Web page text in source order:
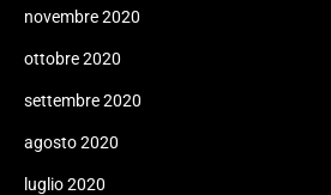
novembre 2020
ottobre 2020
settembre 2020
agosto 2020
luglio 2020